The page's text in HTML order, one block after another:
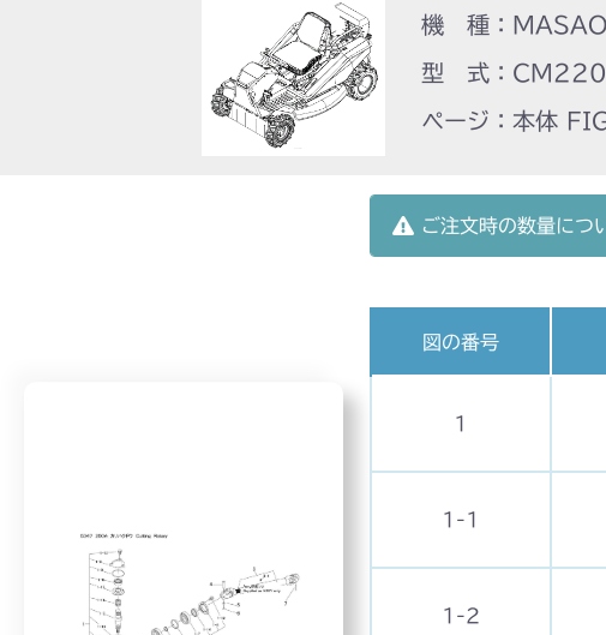
機 種：MASAO
型 式：
ページ：本体
ご注文時の数量につ
図の番号
1
1-1
1-2